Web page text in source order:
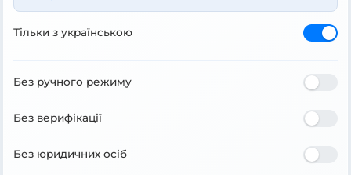
Тільки з українською
Без ручного режиму
Без верифікації
Без юридичних осіб